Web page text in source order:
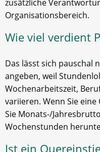
zusätzliche
Organisationsbereich.
Wie viel verdient
Das lässt sich pauschal
angeben, weil
Wochenarbeitszeit,
variieren. Wenn Sie
Sie Monats-/
Wochenstunden
Ist ein